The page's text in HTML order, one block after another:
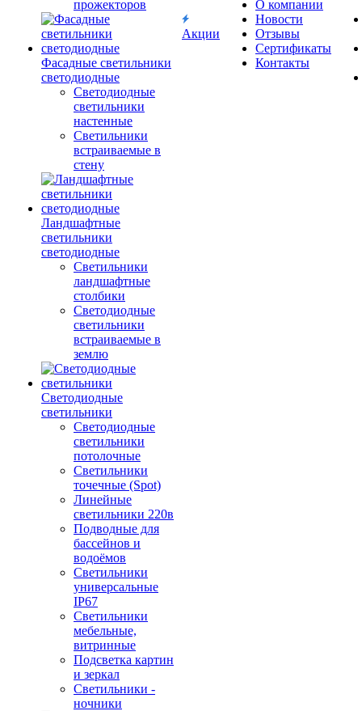
прожекторов
Фасадные светильники
светодиодные
Светодиодные
светильники
настенные
Светильники
встраиваемые в
стену
Ландшафтные
светильники
светодиодные
Светильники
ландшафтные
столбики
Светодиодные
светильники
встраиваемые в
землю
Светодиодные
светильники
Светодиодные
светильники
потолочные
Светильники
точечные (Spot)
Линейные
светильники 220в
Подводные для
бассейнов и
водоёмов
Светильники
универсальные
IP67
Светильники
мебельные,
витринные
Подсветка картин
и зеркал
Светильники -
ночники
Акции
О компании
Новости
Отзывы
Сертификаты
Контакты